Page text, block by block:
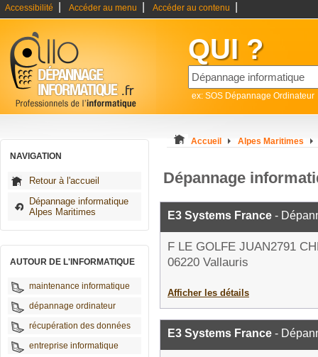
Accessibilité Accéder au menu Accéder au contenu
QUI ?
ex: SOS Dépannage Ordinateur
NAVIGATION
Retour à l'accueil
Dépannage informatique
Alpes Maritimes
AUTOUR DE L'INFORMATIQUE
maintenance informatique
dépannage ordinateur
récupération des données
entreprise informatique
Accueil Alpes Maritimes
Dépannage
E3 Systems France -
F LE GOLFE JUAN2791
06220 Vallauris
Afficher les détails
E3 Systems France -